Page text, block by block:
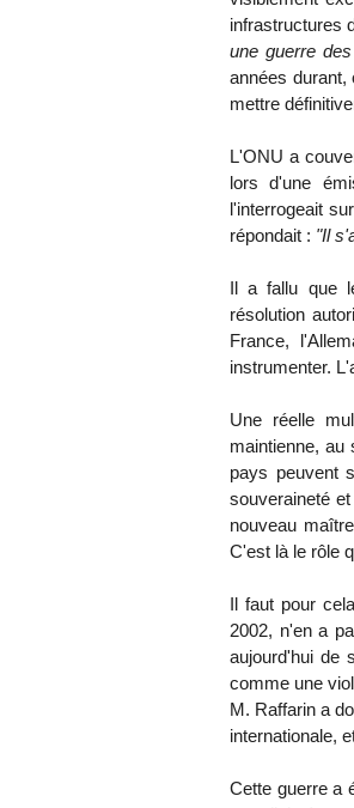
infrastructures
une guerre
années durant,
mettre
L'ONU a
lors d'une
l'interrogeait
répondait : "Il
Il a fallu que
résolution
France,
instrumenter.
Une réelle
maintienne,
pays peuvent
souveraineté
nouveau
C'est là le rôle
Il faut pour
2002, n'en a
aujourd'hui de
comme une
M. Raffarin a
internationale,
Cette guerre a